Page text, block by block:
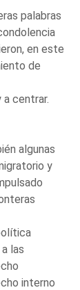
palabras
en este
de
centrar.
algunas
y
las
interno